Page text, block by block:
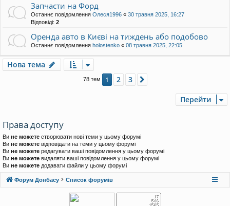
Запчасти на Форд
Останнє повідомлення Олеся1996 « 30 травня 2025, 16:27
Відповіді: 2
Оренда авто в Києві на тиждень або подобово
Останнє повідомлення holostenko « 08 травня 2025, 22:05
Нова тема
78 тем 1 2 3
Перейти
Права доступу
Ви не можете створювати нові теми у цьому форумі
Ви не можете відповідати на теми у цьому форумі
Ви не можете редагувати ваші повідомлення у цьому форумі
Ви не можете видаляти ваші повідомлення у цьому форумі
Ви не можете додавати файли у цьому форумі
Форум Донбасу Список форумів